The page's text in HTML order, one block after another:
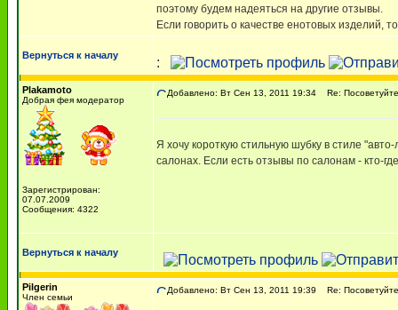
поэтому будем надеяться на другие отзывы.
Если говорить о качестве енотовых изделий,
Вернуться к началу :
Plakamoto
Добрая фея модератор
Зарегистрирован:
07.07.2009
Сообщения: 4322
Добавлено: Вт Сен 13, 2011 19:34 Re:
Я хочу короткую стильную шубку в стиле
салонах. Если есть отзывы по салонам - кто-
Вернуться к началу
Pilgerin
Член семьи
Добавлено: Вт Сен 13, 2011 19:39 Re: